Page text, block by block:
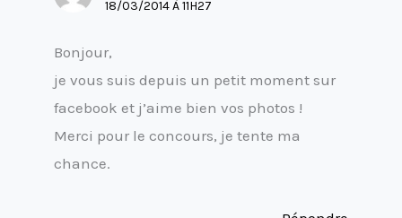
18/03/2014 À 11H27
Bonjour,
je vous suis depuis un petit moment sur
facebook et j’aime bien vos photos !
Merci pour le concours, je tente ma
chance.